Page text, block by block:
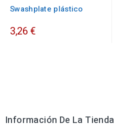
Swashplate plástico
3,26 €
Información De La Tienda